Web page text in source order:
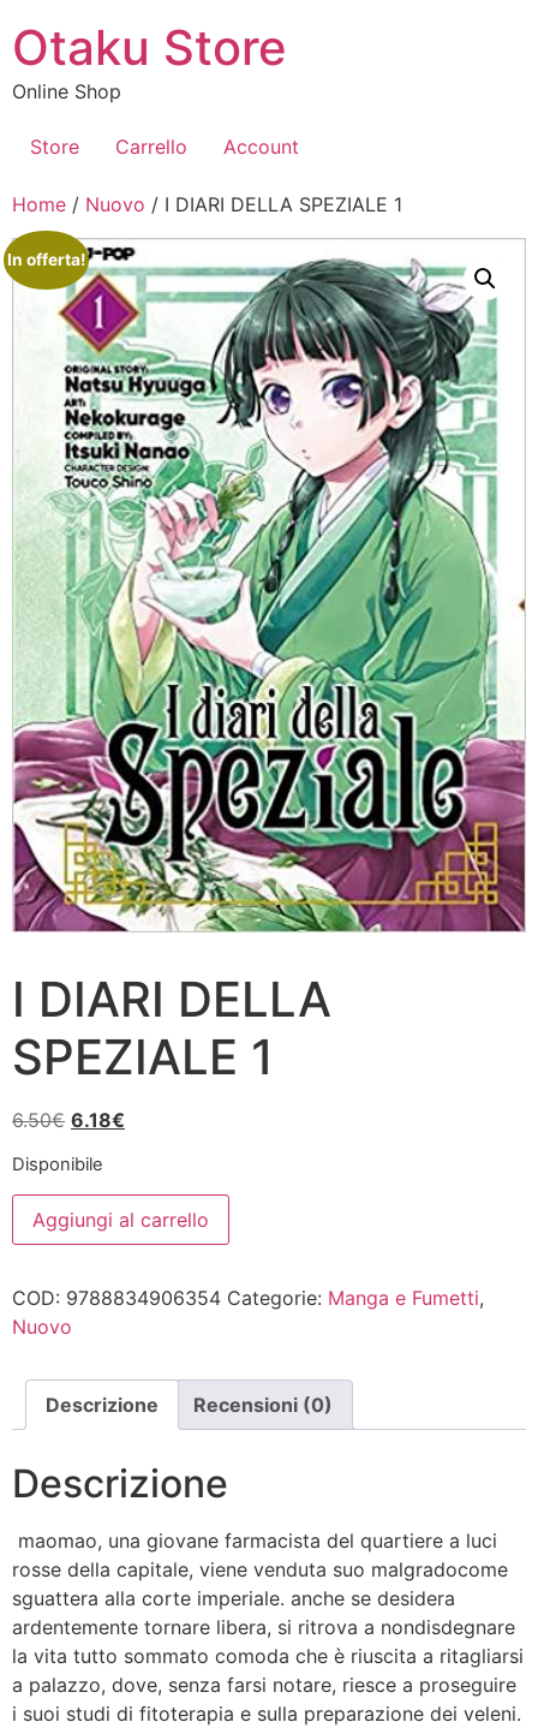
contenuto
Otaku Store
Online Shop
Store Carrello Account
Home / Nuovo / I DIARI DELLA SPEZIALE 1
In offerta!
I DIARI DELLA
SPEZIALE 1
6.50€ Il
originale
6.50€.
6.18€
6.18€.
Disponibile
I
DIARI
DELLA
quantità
Aggiungi al carrello
COD: 9788834906354 Categorie: Manga e Fumetti,
Nuovo
Descrizione Recensioni (0)
Descrizione
maomao, una giovane farmacista del quartiere a luci
rosse della capitale, viene venduta suo malgradocome
sguattera alla corte imperiale. anche se desidera
ardentemente tornare libera, si ritrova a nondisdegnare
la vita tutto sommato comoda che è riuscita a ritagliarsi
a palazzo, dove, senza farsi notare, riesce a proseguire
i suoi studi di fitoterapia e sulla preparazione dei veleni.